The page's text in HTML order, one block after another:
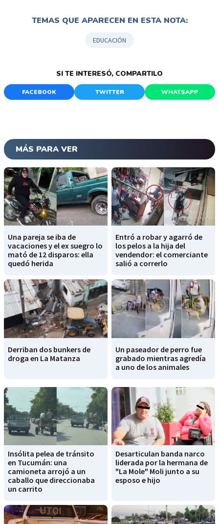
TEMAS QUE APARECEN EN ESTA NOTA:
EDUCACIÓN
SI TE INTERESÓ, COMPARTILO
FACEBOOK TWITTER WHATSAPP
MÁS PARA VER
Una pareja se iba de
vacaciones y el ex suegro lo
mató de 12 disparos: ella
quedó herida
Entró a robar y agarró de
los pelos a la hija del
vendendor: el comerciante
salió a correrlo
Derriban dos bunkers de
droga en La Matanza
Un paseador de perro fue
grabado mientras agredía
a uno de los animales
Insólita pelea de tránsito
en Tucumán: una
camioneta arrojó a un
caballo que direccionaba
un carrito
Desarticulan banda narco
liderada por la hermana de
"La Mole" Moli junto a su
esposo e hijo